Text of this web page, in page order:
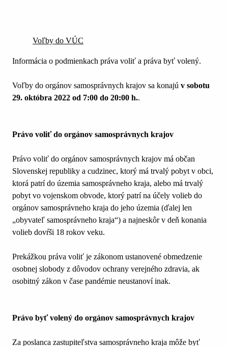
Voľby do VÚC
Informácia o podmienkach práva voliť a práva byť volený.
Voľby do orgánov samosprávnych krajov sa konajú v sobotu
29. októbra 2022 od 7:00 do 20:00 h..
Právo voliť do orgánov samosprávnych krajov
Právo voliť do orgánov samosprávnych krajov má občan
Slovenskej republiky a cudzinec, ktorý má trvalý pobyt v obci,
ktorá patrí do územia samosprávneho kraja, alebo má trvalý
pobyt vo vojenskom obvode, ktorý patrí na účely volieb do
orgánov samosprávneho kraja do jeho územia (ďalej len
„obyvateľ samosprávneho kraja“) a najneskôr v deň konania
volieb dovŕši 18 rokov veku.
Prekážkou práva voliť je zákonom ustanovené obmedzenie
osobnej slobody z dôvodov ochrany verejného zdravia, ak
osobitný zákon v čase pandémie neustanoví inak.
Právo byť volený do orgánov samosprávnych krajov
Za poslanca zastupiteľstva samosprávneho kraja môže byť